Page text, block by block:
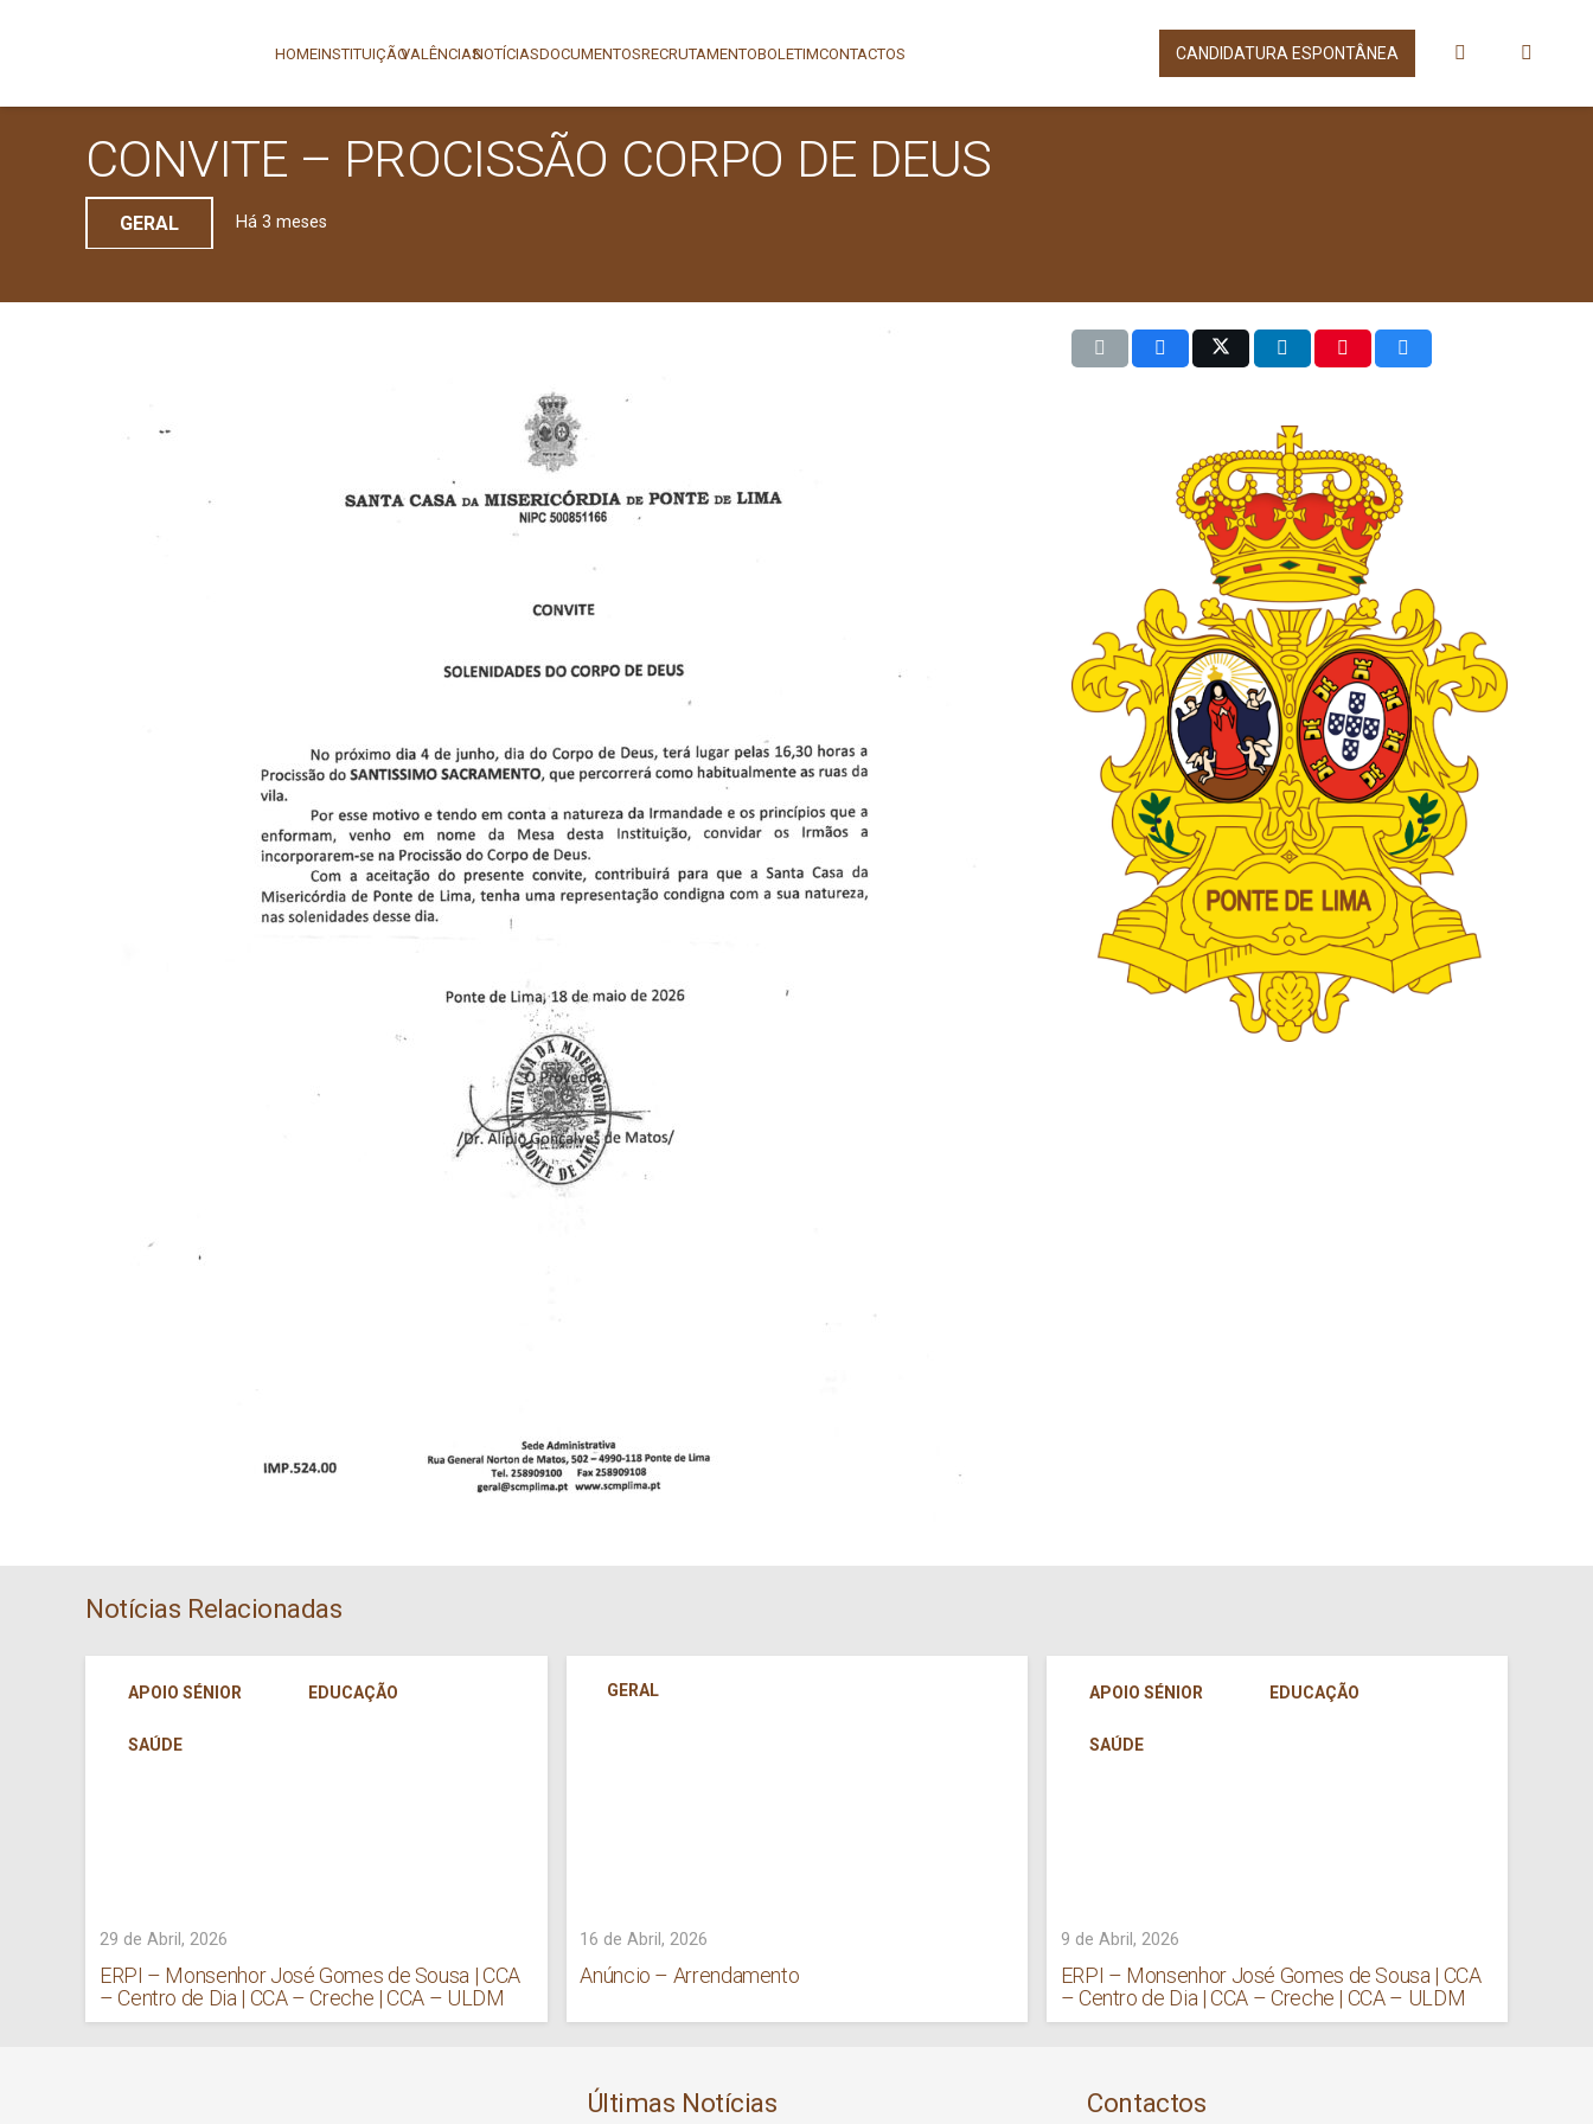
HOMEINSTITUIÇÃOVALÊNCIASNOTÍCIASDOCUMENTOSRECRUTAMENTOBOLETIMCONTACTOS CANDIDATURA ESPONTÂNEA
CONVITE – PROCISSÃO CORPO DE DEUS
GERAL Há 3 meses
Notícias Relacionadas
APOIO SÉNIOR EDUCAÇÃO
SAÚDE
29 de Abril, 2026
ERPI – Monsenhor José Gomes de Sousa | CCA
– Centro de Dia | CCA – Creche | CCA – ULDM
GERAL
16 de Abril, 2026
Anúncio – Arrendamento
APOIO SÉNIOR EDUCAÇÃO
SAÚDE
9 de Abril, 2026
ERPI – Monsenhor José Gomes de Sousa | CCA
– Centro de Dia | CCA – Creche | CCA – ULDM
Últimas Notícias Contactos